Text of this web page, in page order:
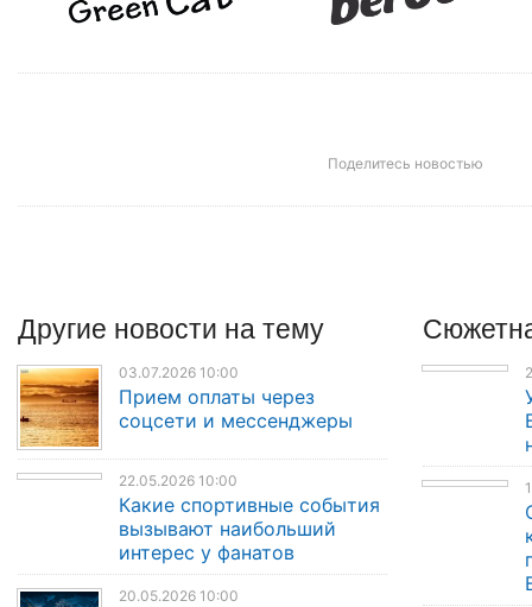
Поделитесь новостью
Другие новости на тему
03.07.2026 10:00
Прием оплаты через
соцсети и мессенджеры
22.05.2026 10:00
Какие спортивные события
вызывают наибольший
интерес у фанатов
20.05.2026 10:00